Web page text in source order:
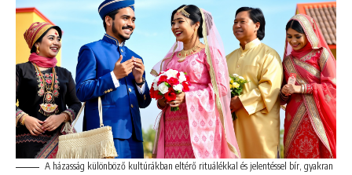
A házasság különböző kultúrákban eltérő rituálékkal és jelentéssel bír, gyakran